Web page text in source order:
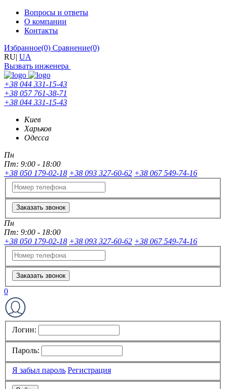
Вопросы и ответы
О компании
Контакты
Избранное(0) Сравнение(0)
RU| UA
Вызвать инженера
+38 044 331-15-43
+38 057 761-38-71
+38 044 331-15-43
Киев
Харьков
Одесса
Пн
Пт: 9:00 - 18:00
+38 050 179-02-18 +38 093 327-60-62 +38 067 549-74-16
Заказать звонок
Пн
Пт: 9:00 - 18:00
+38 050 179-02-18 +38 093 327-60-62 +38 067 549-74-16
Заказать звонок
0
Логин:
Пароль:
Я забыл пароль Регистрация